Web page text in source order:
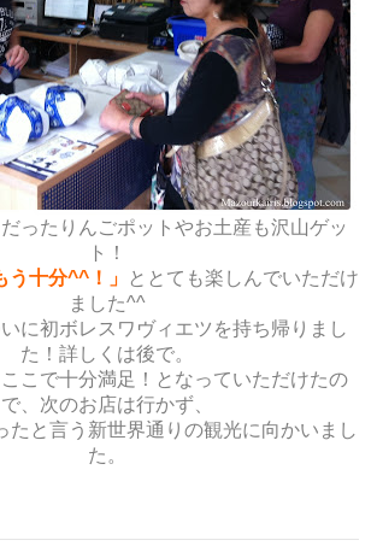
ったりんごポットやお土産も沢山ゲッ
ト！
う十分^^！」
ととても楽しんでいただけ
ました^^
に初ボレスワヴィエツを持ち帰りまし
た！詳しくは後で。
こで十分満足！となっていただけたの
で、次のお店は行かず、
たと言う新世界通りの観光に向かいまし
た。